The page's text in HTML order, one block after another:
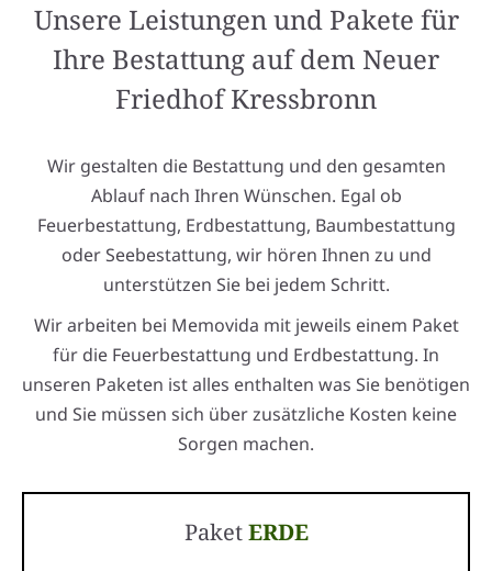
Unsere Leistungen und Pakete für
Ihre Bestattung auf dem Neuer
Friedhof Kressbronn
Wir gestalten die Bestattung und den gesamten
Ablauf nach Ihren Wünschen. Egal ob
Feuerbestattung, Erdbestattung, Baumbestattung
oder Seebestattung, wir hören Ihnen zu und
unterstützen Sie bei jedem Schritt.
Wir arbeiten bei Memovida mit jeweils einem Paket
für die Feuerbestattung und Erdbestattung. In
unseren Paketen ist alles enthalten was Sie benötigen
und Sie müssen sich über zusätzliche Kosten keine
Sorgen machen.
PaketERDE